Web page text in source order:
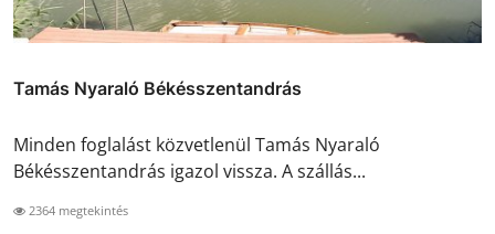
Tamás Nyaraló Békésszentandrás
Minden foglalást közvetlenül Tamás Nyaraló
Békésszentandrás igazol vissza. A szállás...
2364 megtekintés